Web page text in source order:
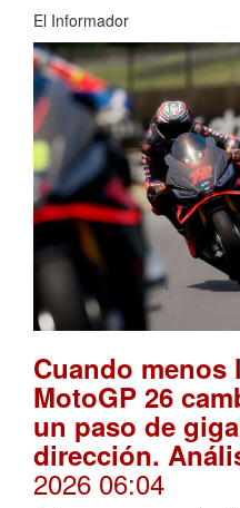
El Informador
Cuando menos
MotoGP 26
un paso de
dirección.
2026 06:04